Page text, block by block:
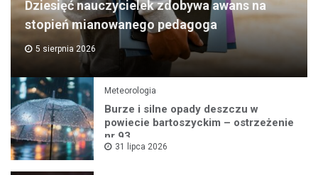
Dziesięć nauczycielek zdobywa awans na
stopień mianowanego pedagoga
5 sierpnia 2026
Meteorologia
Burze i silne opady deszczu w
powiecie bartoszyckim – ostrzeżenie
nr 93
31 lipca 2026